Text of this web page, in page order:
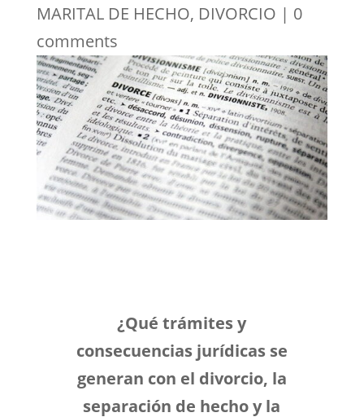
MARITAL DE HECHO, DIVORCIO | 0
comments
¿Qué trámites y
consecuencias jurídicas se
generan con el divorcio, la
separación de hecho y la